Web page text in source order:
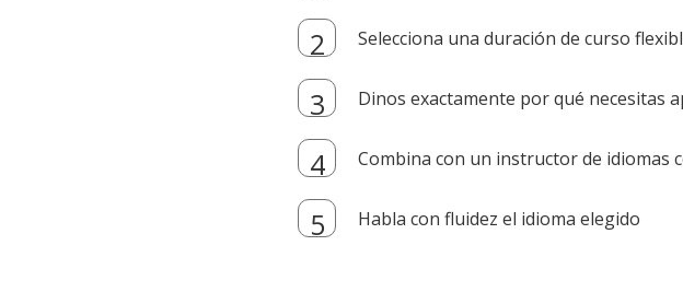
Selecciona una duración de curso
Dinos exactamente por qué necesitas
Combina con un instructor de idiomas
Habla con fluidez el idioma elegido